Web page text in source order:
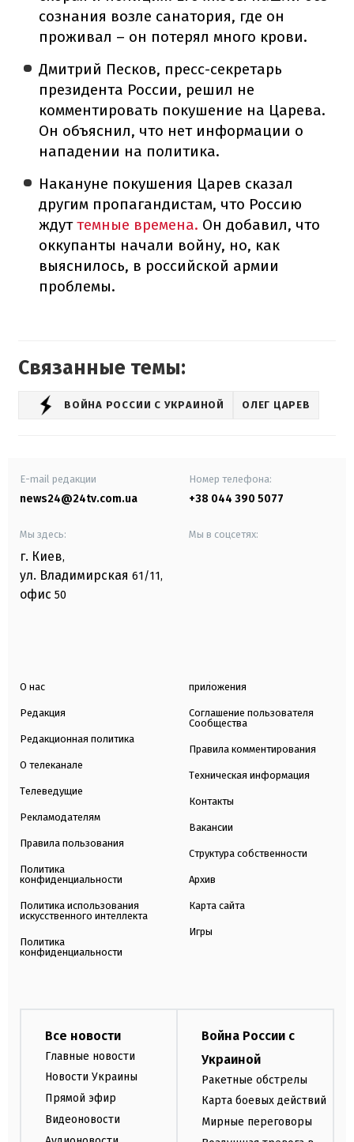
сознания возле санатория, где он
проживал – он потерял много крови.
Дмитрий Песков, пресс-секретарь
президента России, решил не
комментировать покушение на Царева.
Он объяснил, что нет информации о
нападении на политика.
Накануне покушения Царев сказал
другим пропагандистам, что Россию
ждуттемные времена. Он добавил, что
оккупанты начали войну, но, как
выяснилось, в российской армии
проблемы.
Связанные темы:
ВОЙНА РОССИИ С УКРАИНОЙ ОЛЕГ ЦАРЕВ
E-mail редакции
news24@24tv.com.ua
Номер телефона:
+38 044 390 5077
Мы здесь:
г. Киев,
ул. Владимирская 61/11,
офис 50
Мы в соцсетях:
О нас
Редакция
Редакционная политика
О телеканале
Телеведущие
Рекламодателям
Правила пользования
Политика
конфиденциальности
Политика использования
искусственного интеллекта
Политика
конфиденциальности
приложения
Соглашение пользователя
Сообщества
Правила комментирования
Техническая информация
Контакты
Вакансии
Структура собственности
Архив
Карта сайта
Игры
Все новости
Главные новости
Новости Украины
Прямой эфир
Видеоновости
Война России с
Украиной
Ракетные обстрелы
Карта боевых действий
Мирные переговоры